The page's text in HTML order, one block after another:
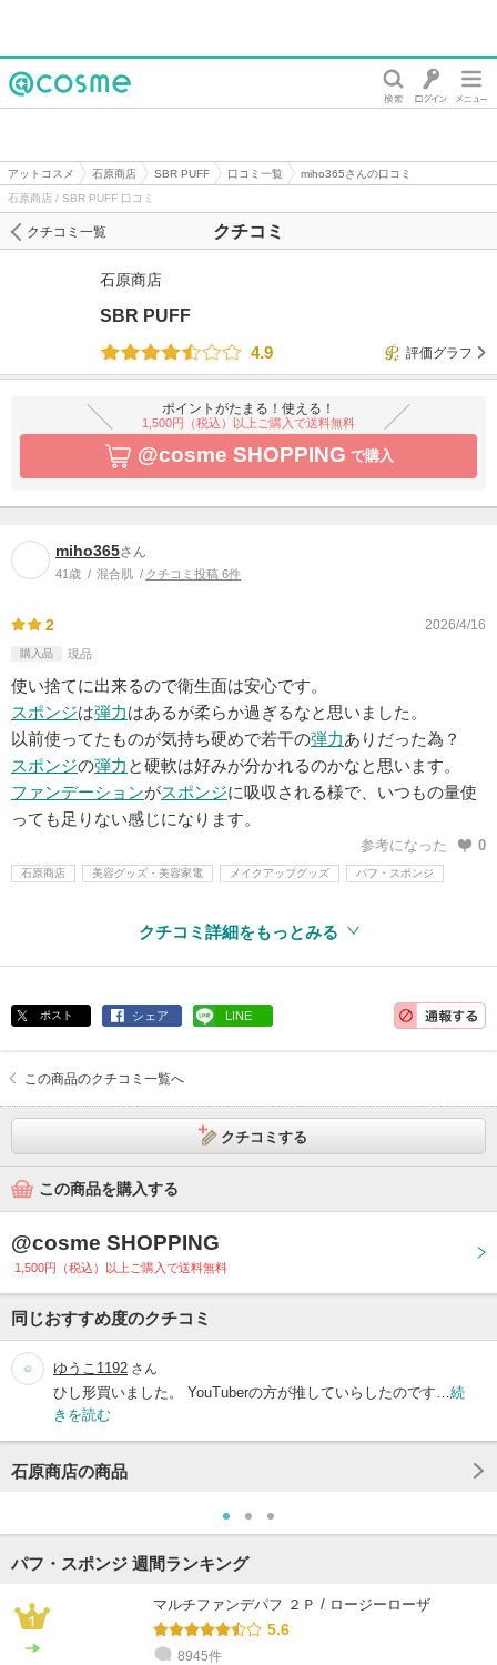
アットコスメ 石原商店 SBR PUFF 口コミ一覧
miho365さんの口コミ
石原商店 / SBR PUFF 口コミ
クチコミ
クチコミ一覧
石原商店
SBR PUFF
4.9
評価グラフ
ポイントがたまる！使える！
1,500円（税込）以上ご購入で送料無料
@cosme SHOPPING で購入
miho365さん
41歳 混合肌 クチコミ投稿 6件
2 2026/4/16
購入品 現品
使い捨てに出来るので衛生面は安心です。
スポンジは弾力はあるが柔らか過ぎるなと思いました。
以前使ってたものが気持ち硬めで若干の弾力ありだった為？
スポンジの弾力 と硬軟は好みが分かれるのかなと思います。
ファンデーションがスポンジに吸収される様で、いつもの量使
っても足りない感じになります。
参考になった 0
石原商店 美容グッズ・美容家電 メイクアップグッズ パフ・スポンジ
クチコミ詳細をもっとみる
ポスト シェア LINE
この商品のクチコミ一覧へ
クチコミする
この商品を購入する
@cosme SHOPPING
1,500円（税込）以上ご購入で送料無料
同じおすすめ度のクチコミ
ゆうこ1192 さん
ひし形買いました。 YouTuberの方が推していらしたのです… 続
きを読む
石原商店の商品
パフ・スポンジ 週間ランキング
マルチファンデパフ ２Ｐ / ロージーローザ
5.6
8945件